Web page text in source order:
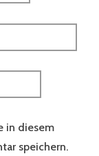
in diesem
speichern.